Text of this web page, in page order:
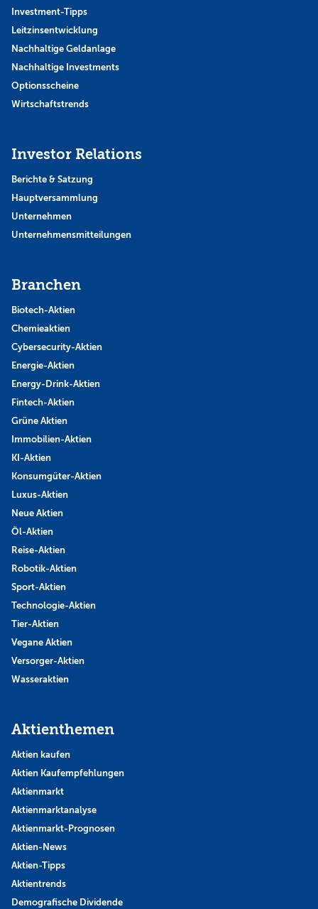
Investment-Tipps
Leitzinsentwicklung
Nachhaltige Geldanlage
Nachhaltige Investments
Optionsscheine
Wirtschaftstrends
Investor Relations
Berichte & Satzung
Hauptversammlung
Unternehmen
Unternehmensmitteilungen
Branchen
Biotech-Aktien
Chemieaktien
Cybersecurity-Aktien
Energie-Aktien
Energy-Drink-Aktien
Fintech-Aktien
Grüne Aktien
Immobilien-Aktien
KI-Aktien
Konsumgüter-Aktien
Luxus-Aktien
Neue Aktien
Öl-Aktien
Reise-Aktien
Robotik-Aktien
Sport-Aktien
Technologie-Aktien
Tier-Aktien
Vegane Aktien
Versorger-Aktien
Wasseraktien
Aktienthemen
Aktien kaufen
Aktien Kaufempfehlungen
Aktienmarkt
Aktienmarktanalyse
Aktienmarkt-Prognosen
Aktien-News
Aktien-Tipps
Aktientrends
Demografische Dividende